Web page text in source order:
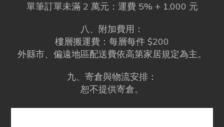
單筆訂單未滿 2 萬元：運費 5% + 1,000 元
八、附加費用：
樓層搬運費：每層每件 $200
外縣市、偏遠地區配送費依高第家居規定為主。
九、寄倉與物流安排：
恕不提供寄倉。